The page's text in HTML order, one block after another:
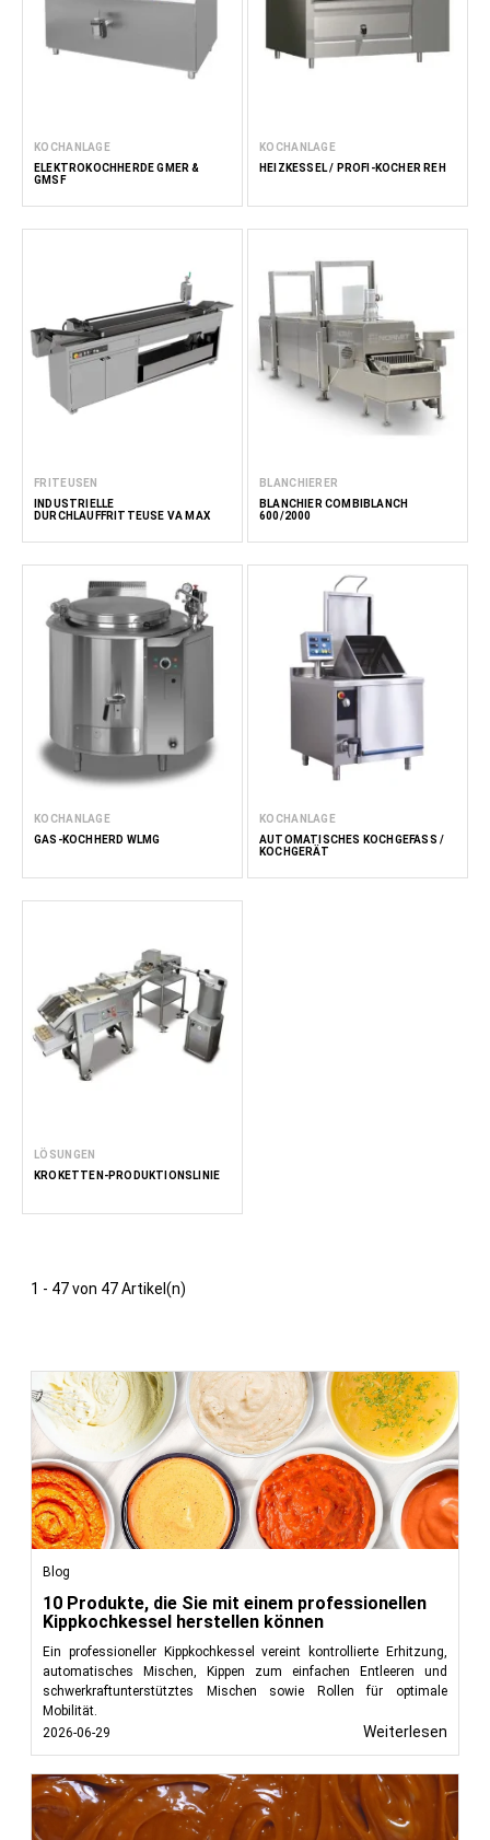
KOCHANLAGE
ELEKTROKOCHHERDE GMER &
GMSF
KOCHANLAGE
HEIZKESSEL / PROFI-KOCHER REH
FRITEUSEN
INDUSTRIELLE
DURCHLAUFFRITTEUSE VA MAX
BLANCHIERER
BLANCHIER COMBIBLANCH
600/2000
KOCHANLAGE
GAS-KOCHHERD WLMG
KOCHANLAGE
AUTOMATISCHES KOCHGEFÄSS / K
OCHGERÄT
LÖSUNGEN
KROKETTEN-PRODUKTIONSLINIE
1 - 47 von 47 Artikel(n)
Blog
10 Produkte, die Sie mit einem professionellen
Kippkochkessel herstellen können
Ein professioneller Kippkochkessel vereint kontrollierte Erhitzung,
automatisches Mischen, Kippen zum einfachen Entleeren und
schwerkraftunterstütztes Mischen sowie Rollen für optimale
Mobilität.
2026-06-29
Weiterlesen